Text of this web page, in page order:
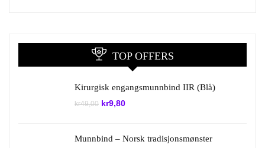
TOP OFFERS
Kirurgisk engangsmunnbind IIR (Blå)
kr49,00 Opprinnelig
kr9,80Nåværende
Munnbind – Norsk tradisjonsmønster